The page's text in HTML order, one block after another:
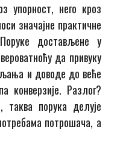
упорност, него кроз
значајне практичне
достављене у
да привуку
и доводе до веће
конверзије. Разлог?
порука делује
потрошача, а